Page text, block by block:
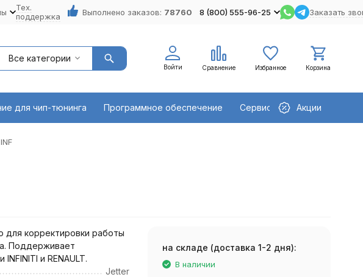
Тех.
поддержка
Выполнено заказов: 78760 8 (800) 555-96-25 Заказать
Все категории
Войти Сравнение Избранное Корзина
для чип-тюнинга Программное обеспечение Сервисное оборудование
Акции
для корректировки работы
Поддерживает
INFINITI и RENAULT.
Jetter
на складе (доставка 1-2 дня):
В наличии